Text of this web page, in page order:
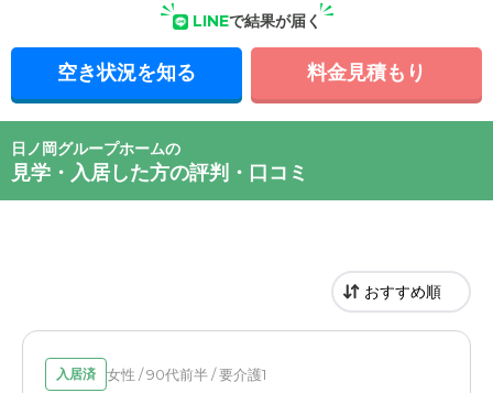
LINEで結果が届く
空き状況を知る 料金見積もり
日ノ岡グループホームの
見学・入居した方の評判・口コミ
入居済 女性 / 90代前半 / 要介護1